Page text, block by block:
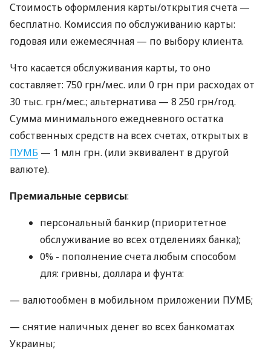
Стоимость оформления карты/открытия счета —
бесплатно. Комиссия по обслуживанию карты:
годовая или ежемесячная — по выбору клиента.
Что касается обслуживания карты, то оно
составляет: 750 грн/мес. или 0 грн при расходах от
30 тыс. грн/мес.; альтернатива — 8 250 грн/год.
Сумма минимального ежедневного остатка
собственных средств на всех счетах, открытых в
ПУМБ — 1 млн грн. (или эквивалент в другой
валюте).
Премиальные сервисы:
персональный банкир (приоритетное
обслуживание во всех отделениях банка);
0% - пополнение счета любым способом
для: гривны, доллара и фунта:
— валютообмен в мобильном приложении ПУМБ;
— снятие наличных денег во всех банкоматах
Украины;